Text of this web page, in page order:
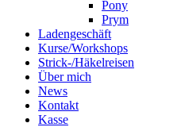
Pony
Prym
Ladengeschäft
Kurse/Workshops
Strick-/Häkelreisen
Über mich
News
Kontakt
Kasse